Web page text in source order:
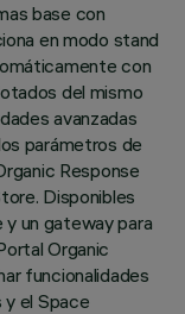
base con
en modo stand
con
del mismo
avanzadas
parámetros de
Response
Disponibles
un gateway para
Organic
funcionalidades
y el Space